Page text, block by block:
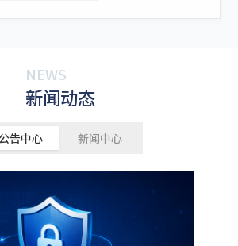
NEWS
新闻动态
公告中心 新闻中心